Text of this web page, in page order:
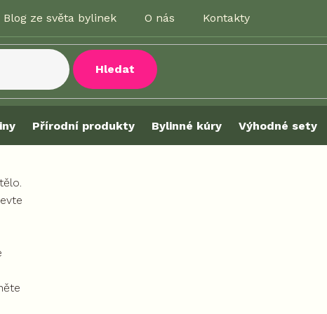
Blog ze světa bylinek O nás Kontakty
Hledat
Přírodní produkty Bylinné kúry Výhodné sety